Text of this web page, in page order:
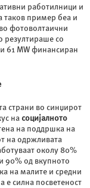
работилници и
таков пример беа и
фотоволтаични
резултираше со
61 MW финансиран
страни во синџирот
на социјалното
на поддршка на
на одржливата
околу 80%
90% од вкупното
на малите и средни
е силна посветеност